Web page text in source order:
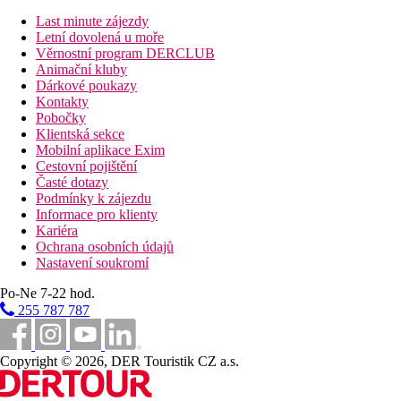
Web
https://www.chchotels-crete.com
Oficiální kategorie
3 hvězdičky
Poznámka
V Řecku je povinnost hradit klimatickou taxu v závislosti na
aktivit může být ovlivněna zavedením případných hygienických
Vzdálenosti
500 m
Centrum města
9 km
Nákupy
104 km
Vzdálenost od nejbližšího letiště
50 m
Vzdálenost k pláži
Last minute zájezdy
Letní dovolená u moře
Věrnostní program DERCLUB
Animační kluby
Dárkové poukazy
Kontakty
Pobočky
Klientská sekce
Mobilní aplikace Exim
Cestovní pojištění
Časté dotazy
Podmínky k zájezdu
Informace pro klienty
Kariéra
Ochrana osobních údajů
Nastavení soukromí
Po-Ne 7-22 hod.
255 787 787
Copyright © 2026, DER Touristik CZ a.s.